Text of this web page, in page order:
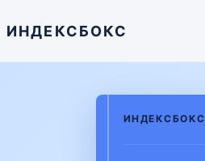
ИНДЕКСБОКС
ИНДЕКСБОКС